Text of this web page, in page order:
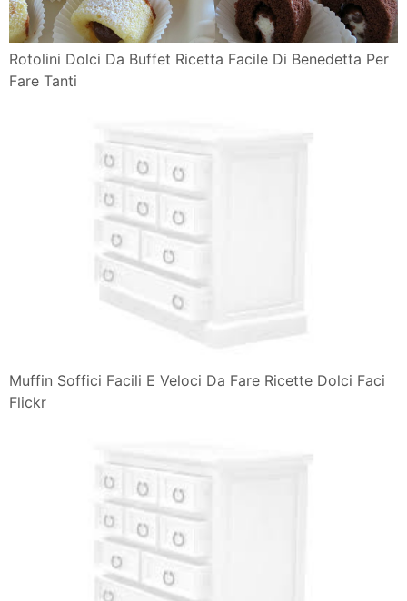
Rotolini Dolci Da Buffet Ricetta Facile Di Benedetta Per
Fare Tanti
Muffin Soffici Facili E Veloci Da Fare Ricette Dolci Faci
Flickr